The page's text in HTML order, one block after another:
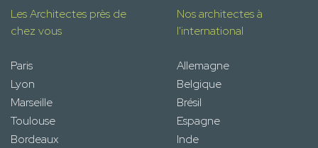
Les Architectes près de
chez vous
Paris
Lyon
Marseille
Toulouse
Bordeaux
Nos architectes à
l'international
Allemagne
Belgique
Brésil
Espagne
Inde